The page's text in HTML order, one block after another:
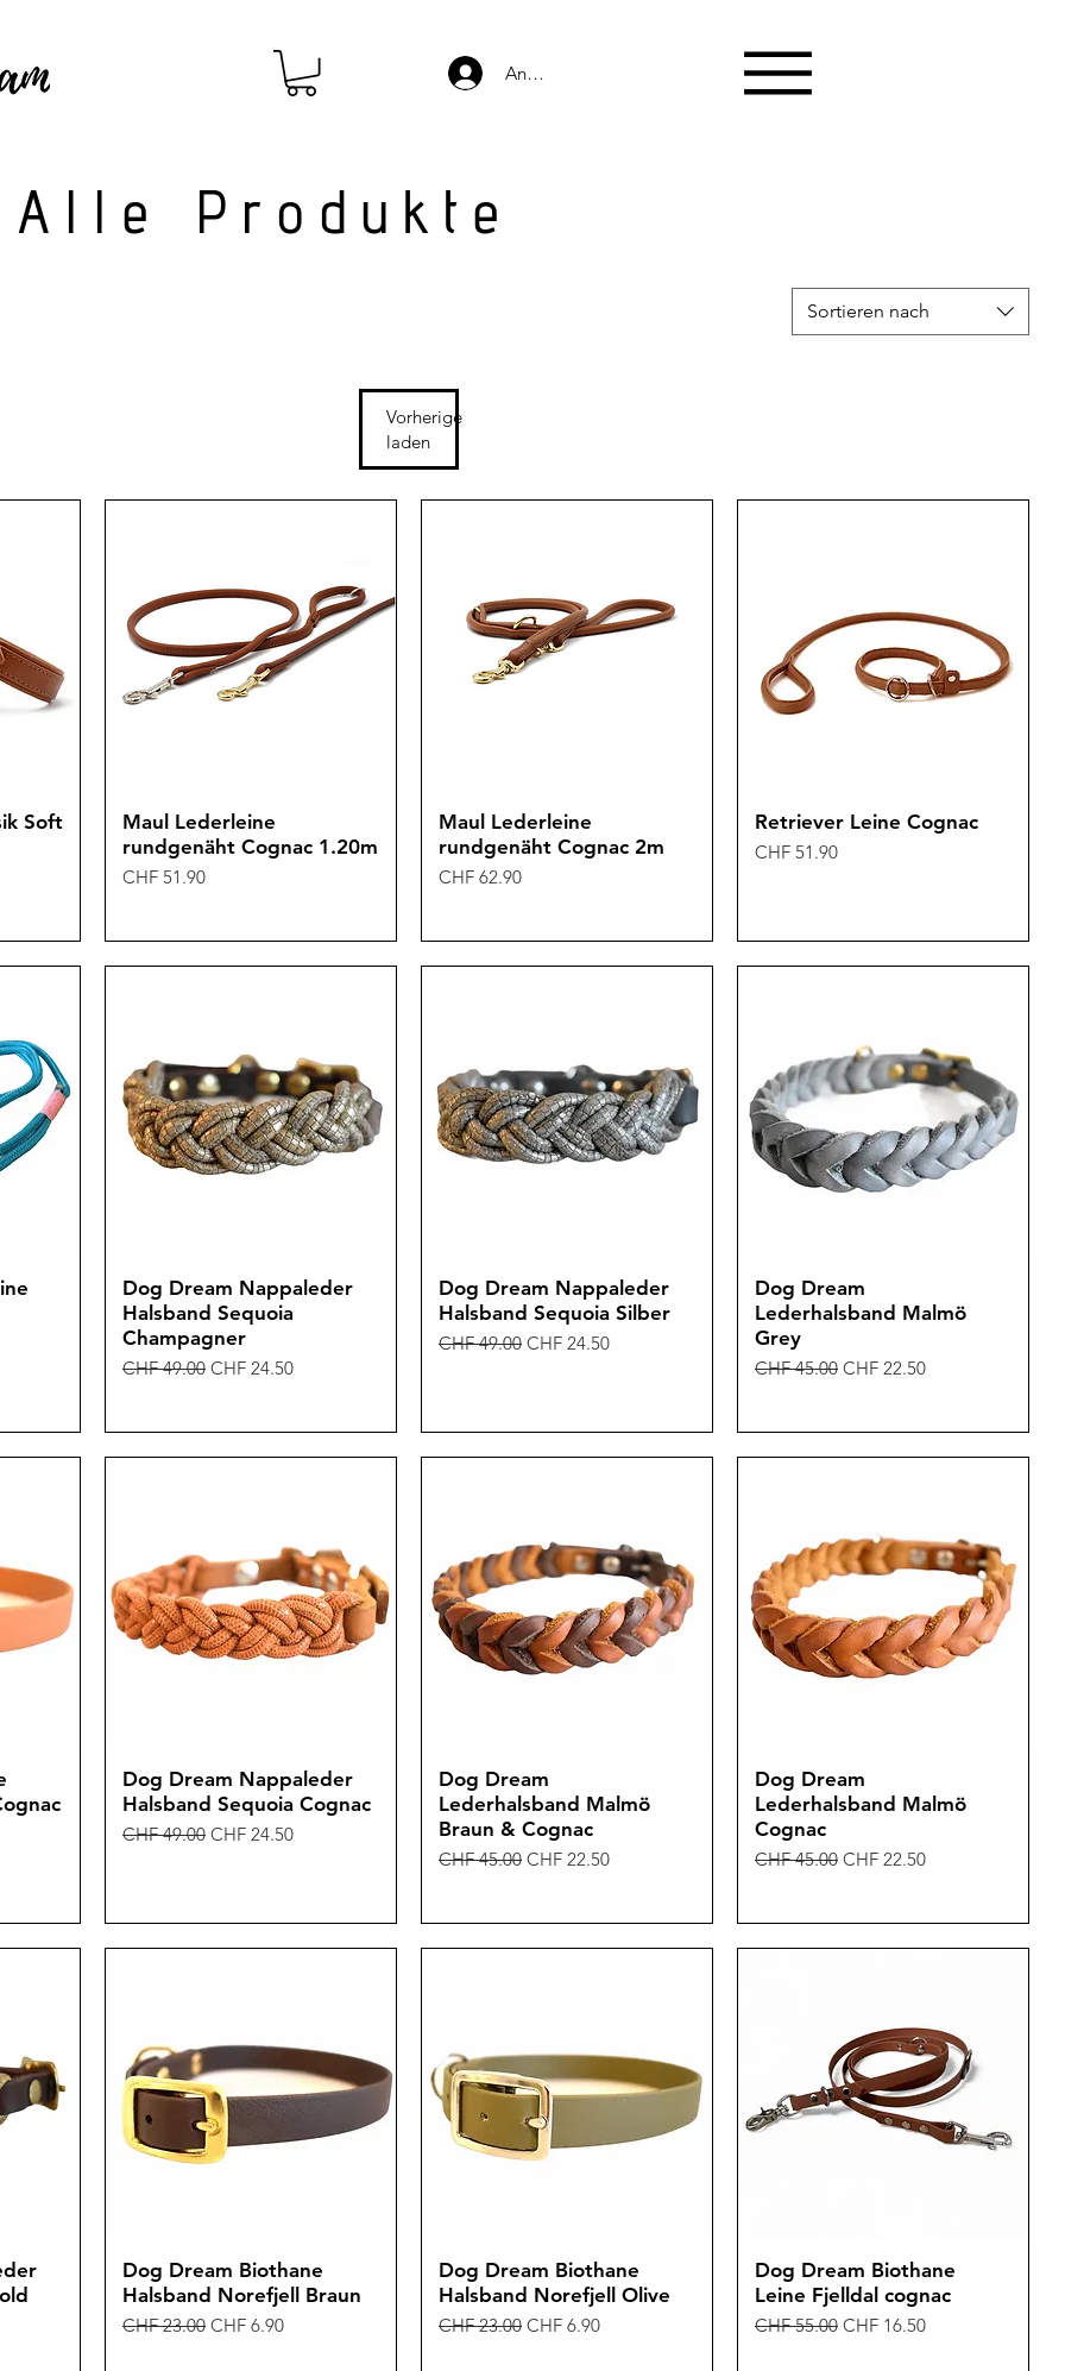
Anmelden
Alle Produkte
Sortieren nach
Vorherige
laden
Soft
Maul Lederleine
rundgenäht Cognac 1.20m
Preis
CHF 51.90
Maul Lederleine
rundgenäht Cognac 2m
Preis
CHF 62.90
Retriever Leine Cognac
Preis
CHF 51.90
Dog Dream Nappaleder
Halsband Sequoia
Champagner
Standardpreis
CHF 49.00 Sale-Preis
CHF 24.50
Dog Dream Nappaleder
Halsband Sequoia Silber
Standardpreis
CHF 49.00 Sale-Preis
CHF 24.50
Dog Dream
Lederhalsband Malmö
Grey
Standardpreis
CHF 45.00 Sale-Preis
CHF 22.50
Dog Dream Nappaleder
Halsband Sequoia Cognac
Standardpreis
CHF 49.00 Sale-Preis
CHF 24.50
Dog Dream
Lederhalsband Malmö
Braun & Cognac
Standardpreis
CHF 45.00 Sale-Preis
CHF 22.50
Dog Dream
Lederhalsband Malmö
Cognac
Standardpreis
CHF 45.00 Sale-Preis
CHF 22.50
Dog Dream Biothane
Halsband Norefjell Braun
Standardpreis
CHF 23.00 Sale-Preis
CHF 6.90
Dog Dream Biothane
Halsband Norefjell Olive
Standardpreis
CHF 23.00 Sale-Preis
CHF 6.90
Dog Dream Biothane
Leine Fjelldal cognac
Standardpreis
CHF 55.00 Sale-Preis
CHF 16.50